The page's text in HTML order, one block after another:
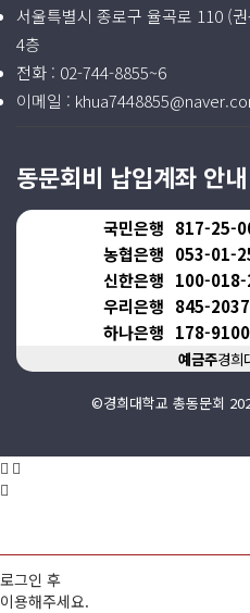
서울특별시 종로구 율곡로 110 (
4층
전화 : 02-744-8855~6
이메일 :
동문회비 납입계좌 안내
국민은행 817-25-
농협은행 053-01-
신한은행 100-
우리은행 845-
하나은행 178-
예금주경희
©경희대학교 총동문회
로그인 후
이용해주세요.